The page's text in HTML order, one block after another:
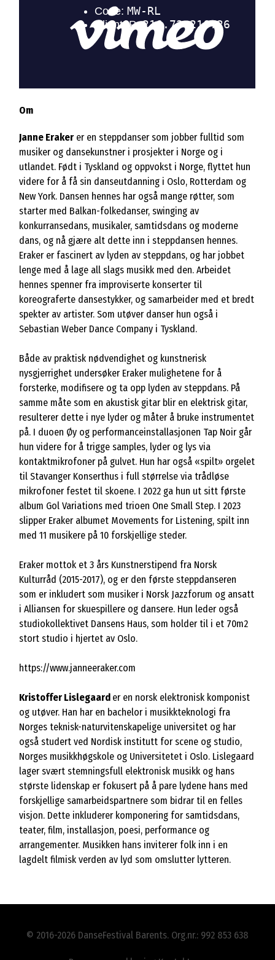
Om
Janne Eraker er en steppdanser som jobber fulltid som
musiker og dansekunstner i prosjekter i Norge og i
utlandet. Født i Tyskland og oppvokst i Norge, flyttet hun
videre for å få sin danseutdanning i Oslo, Rotterdam og
New York. Dansen hennes har også mange røtter, som
starter med Balkan-folkedanser, swinging av
konkurransedans, musikaler, samtidsdans og moderne
dans, og nå gjære alt dette inn i steppdansen hennes.
Eraker er fascinert av lyden av steppdans, og har jobbet
lenge med å lage all slags musikk med den. Arbeidet
hennes spenner fra improviserte konserter til
koreograferte dansestykker, og samarbeider med et bredt
spekter av artister. Som utøver danser hun også i
Sebastian Weber Dance Company i Tyskland.
Både av praktisk nødvendighet og kunstnerisk
nysgjerrighet undersøker Eraker mulighetene for å
forsterke, modifisere og ta opp lyden av steppdans. På
samme måte som en akustisk gitar blir en elektrisk gitar,
resulterer dette i nye lyder og måter å bruke instrumentet
på. I duoen Øy og performanceinstallasjonen Tap Noir går
hun videre for å trigge samples, lyder og lys via
kontaktmikrofoner på gulvet. Hun har også «spilt» orgelet
til Stavanger Konserthus i full størrelse via trådløse
mikrofoner festet til skoene. I 2022 ga hun ut sitt første
album Gol Variations med trioen One Small Step. I 2023
slipper Eraker albumet Movements for Listening, spilt inn
med 11 musikere på 10 forskjellige steder.
Eraker mottok et 3 års Kunstnerstipend fra Norsk
Kulturråd (2015-2017), og er den første steppdanseren
som er inkludert som musiker i Norsk Jazzforum og ansatt
i Alliansen for skuespillere og dansere. Hun leder også
studiokollektivet Dansens Haus, som holder til i et 70m2
stort studio i hjertet av Oslo.
https://www.janneeraker.com
Kristoffer Lislegaard er en norsk elektronisk komponist
og utøver. Han har en bachelor i musikkteknologi fra
Norges teknisk-naturvitenskapelige universitet og har
også studert ved Nordisk institutt for scene og studio,
Norges musikkhøgskole og Universitetet i Oslo. Lislegaard
lager svært stemningsfull elektronisk musikk og hans
største lidenskap er fokusert på å pare lydene hans med
forskjellige samarbeidspartnere som bidrar til en felles
visjon. Dette inkluderer komponering for samtidsdans,
teater, film, installasjon, poesi, performance og
arrangementer. Musikken hans inviterer folk inn i en
lagdelt filmisk verden av lyd som omslutter lytteren.
© 2016-2026 DanseFestival Barents. Org.nr.: 992 853 638